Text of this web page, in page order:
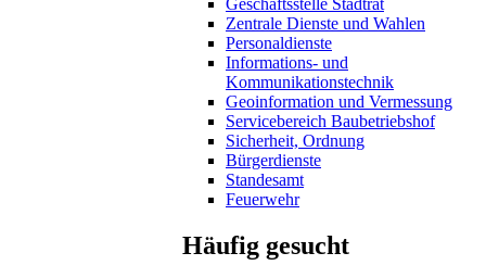
Geschäftsstelle Stadtrat
Zentrale Dienste und Wahlen
Personaldienste
Informations- und
Kommunikationstechnik
Geoinformation und Vermessung
Servicebereich Baubetriebshof
Sicherheit, Ordnung
Bürgerdienste
Standesamt
Feuerwehr
Häufig gesucht